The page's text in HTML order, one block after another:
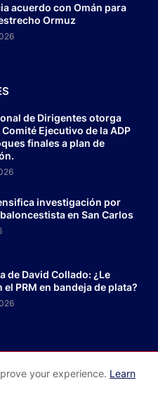
acuerdo con Omán para
Ormuz
de Dirigentes otorga
Ejecutivo de la ADP
finales a plan de
investigación por
en San Carlos
de David Collado: ¿Le
PRM en bandeja de plata?
Contactos
your experience. Learn